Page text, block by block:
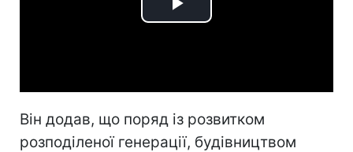
Play
Він додав, що поряд із розвитком
розподіленої генерації, будівництвом